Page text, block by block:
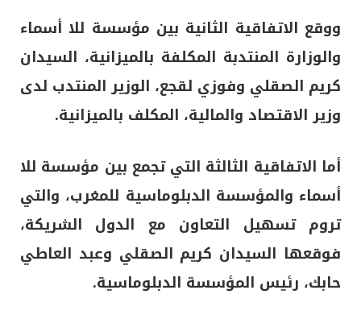
ووقع الاتفاقية الثانية بين مؤسسة للا أسماء
والوزارة المنتدبة المكلفة بالميزانية، السيدان
كريم الصقلي وفوزي لقجع، الوزير المنتدب لدى
وزير الاقتصاد والمالية، المكلف بالميزانية.
أما الاتفاقية الثالثة التي تجمع بين مؤسسة للا
أسماء والمؤسسة الدبلوماسية للمغرب، والتي
تروم تسهيل التعاون مع الدول الشريكة،
فوقعها السيدان كريم الصقلي وعبد العاطي
حابك، رئيس المؤسسة الدبلوماسية.